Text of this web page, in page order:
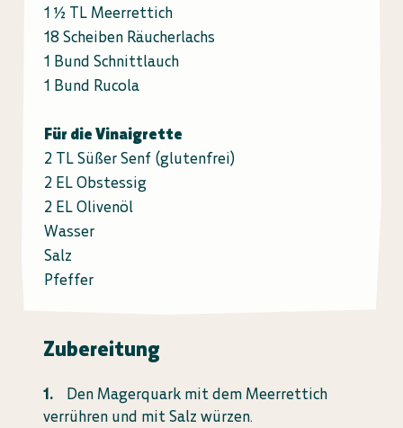
1 ½ TL Meerrettich
18 Scheiben Räucherlachs
1 Bund Schnittlauch
1 Bund Rucola
Für die Vinaigrette
2 TL Süßer Senf (glutenfrei)
2 EL Obstessig
2 EL Olivenöl
Wasser
Salz
Pfeffer
Zubereitung
Den Magerquark mit dem Meerrettich
verrühren und mit Salz würzen.